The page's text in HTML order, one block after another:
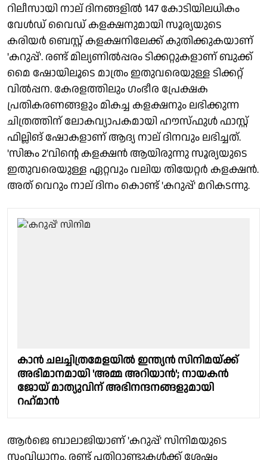
റിലീസായി നാല് ദിനങ്ങളിൽ 147 കോടിയിലധികം
വേൾഡ് വൈഡ് കളക്ഷനുമായി സൂര്യയുടെ
കരിയർ ബെസ്റ്റ് കളക്ഷനിലേക്ക് കുതിക്കുകയാണ്
'കറുപ്പ്'. രണ്ട് മില്യണിൽപ്പരം ടിക്കറ്റുകളാണ് ബുക്ക്
മൈ ഷോയിലൂടെ മാത്രം ഇതുവരെയുള്ള ടിക്കറ്റ്
വിൽപ്പന. കേരളത്തിലും ഗംഭീര പ്രേക്ഷക
പ്രതികരണങ്ങളും മികച്ച കളക്ഷനും ലഭിക്കുന്ന
ചിത്രത്തിന് ലോകവ്യാപകമായി ഹൗസ്ഫുൾ ഫാസ്റ്റ്
ഫില്ലിങ് ഷോകളാണ് ആദ്യ നാല് ദിനവും ലഭിച്ചത്.
'സിങ്കം 2'വിന്റെ കളക്ഷൻ ആയിരുന്നു സൂര്യയുടെ
ഇതുവരെയുള്ള ഏറ്റവും വലിയ തിയേറ്റർ കളക്ഷൻ.
അത്‌ വെറും നാല് ദിനം കൊണ്ട് 'കറുപ്പ്‌' മറികടന്നു.
കാൻ ചലച്ചിത്രമേളയിൽ ഇന്ത്യൻ സിനിമയ്ക്ക്
അഭിമാനമായി 'അമ്മ അറിയാൻ'; നായകൻ
ജോയ് മാത്യുവിന് അഭിനന്ദനങ്ങളുമായി
റഹ്‌‌മാൻ
ആർജെ ബാലാജിയാണ് 'കറുപ്പ്' സിനിമയുടെ
സംവിധാനം. രണ്ട് പതിറ്റാണ്ടുകൾക്ക് ശേഷം